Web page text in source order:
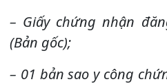
– Giấy chứng nhận
(Bản gốc);
– 01 bản sao y công